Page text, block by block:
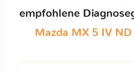
empfohlene
Mazda MX 5 IV